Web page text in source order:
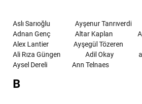
Aslı Sarıoğlu
Ayşenur Tanrıverdi
Adnan Genç
Altar Kaplan
Alex Lantier
Ayşegül Tözeren
Ali Rıza Güngen
Adil Okay
Aysel Dereli
Ann Telnaes
B